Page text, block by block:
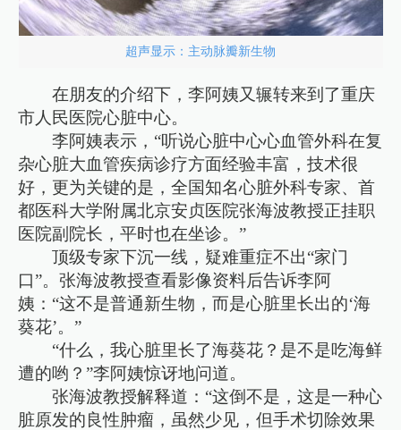
超声显示：主动脉瓣新生物
在朋友的介绍下，李阿姨又辗转来到了重庆
市人民医院心脏中心。
李阿姨表示，“听说心脏中心心血管外科在复
杂心脏大血管疾病诊疗方面经验丰富，技术很
好，更为关键的是，全国知名心脏外科专家、首
都医科大学附属北京安贞医院张海波教授正挂职
医院副院长，平时也在坐诊。”
顶级专家下沉一线，疑难重症不出“家门
口”。张海波教授查看影像资料后告诉李阿
姨：“这不是普通新生物，而是心脏里长出的‘海
葵花’。”
“什么，我心脏里长了海葵花？是不是吃海鲜
遭的哟？”李阿姨惊讶地问道。
张海波教授解释道：“这倒不是，这是一种心
脏原发的良性肿瘤，虽然少见，但手术切除效果